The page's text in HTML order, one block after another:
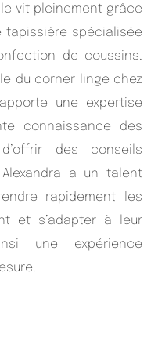
vit pleinement grâce
spécialisée
de coussins.
du corner linge chez
une expertise
connaissance des
des conseils
a un talent
rapidement les
et s’adapter à leur
une expérience